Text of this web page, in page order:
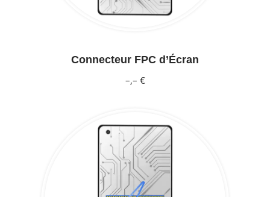
Connecteur FPC d’Écran
–,– €